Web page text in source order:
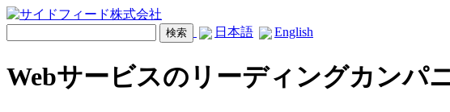
日本語 English
Webサービスのリーディングカンパ